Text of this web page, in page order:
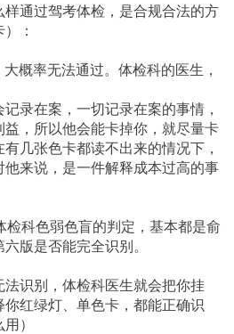
通过驾考体检，是合规合法的方
：
概率无法通过。体检科的医生，
录在案，一切记录在案的事情，
，所以他会能卡掉你，就尽量卡
几张色卡都读不出来的情况下，
来说，是一件解释成本过高的事
检科色弱色盲的判定，基本都是俞
版是否能完全识别。
法识别，体检科医生就会把你挂
红绿灯、单色卡，都能正确识
）